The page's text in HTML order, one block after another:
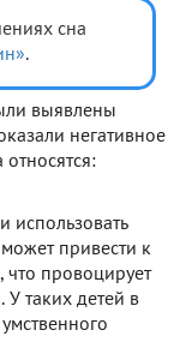
сна
.
выявлены
негативное
использовать
привести к
провоцирует
У таких детей в